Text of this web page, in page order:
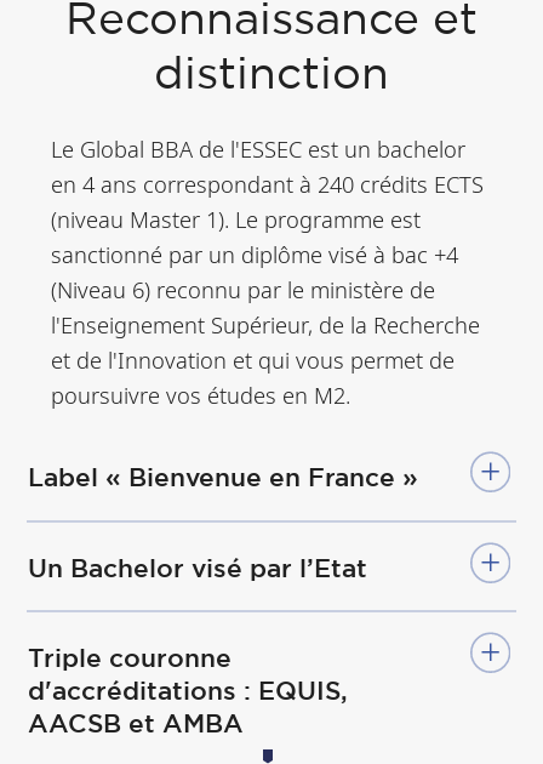
Reconnaissance et
distinction
Le Global BBA de l'ESSEC est un bachelor
en 4 ans correspondant à 240 crédits ECTS
(niveau Master 1). Le programme est
sanctionné par un diplôme visé à bac +4
(Niveau 6) reconnu par le ministère de
l'Enseignement Supérieur, de la Recherche
et de l'Innovation et qui vous permet de
poursuivre vos études en M2.
Label « Bienvenue en France »
Un Bachelor visé par l’Etat
Triple couronne
d'accréditations : EQUIS,
AACSB et AMBA